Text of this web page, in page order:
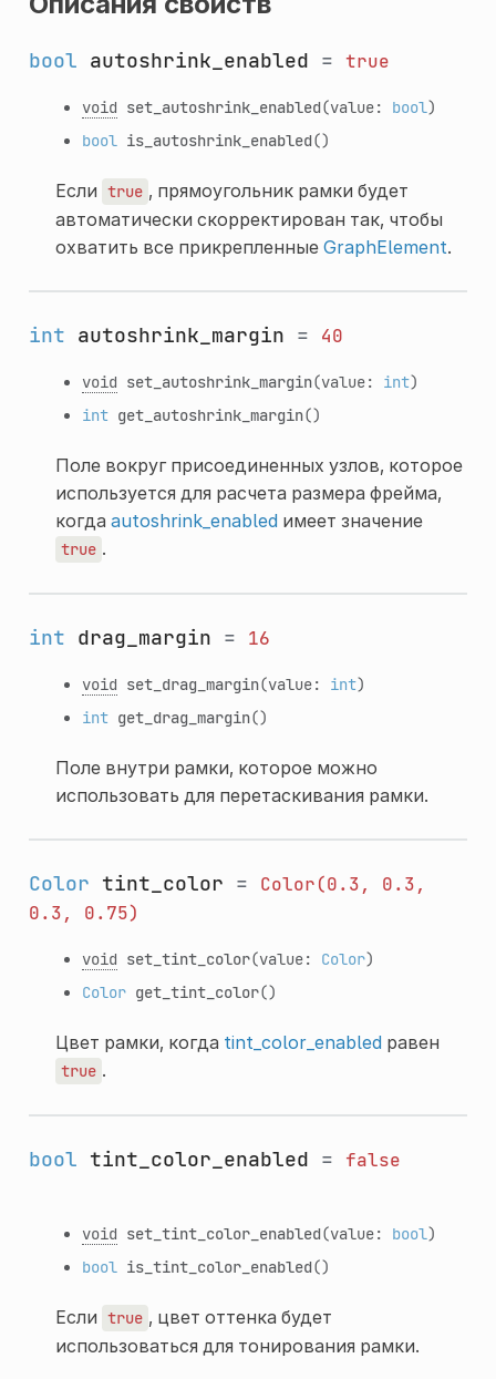
bool autoshrink_enabled = true
void set_autoshrink_enabled(value: bool)
bool is_autoshrink_enabled()
Если true , прямоугольник рамки будет
автоматически скорректирован так, чтобы
охватить все прикрепленные GraphElement.
int autoshrink_margin = 40
void set_autoshrink_margin(value: int)
int get_autoshrink_margin()
Поле вокруг присоединенных узлов, которое
используется для расчета размера фрейма,
когда autoshrink_enabledимеет значение
true .
int drag_margin = 16
void set_drag_margin(value: int)
int get_drag_margin()
Поле внутри рамки, которое можно
использовать для перетаскивания рамки.
Color tint_color = Color(0.3,
0.3,
0.3,
0.75)
void set_tint_color(value: Color)
Color get_tint_color()
Цвет рамки, когда tint_color_enabledравен
true .
bool tint_color_enabled = false
void set_tint_color_enabled(value: bool)
bool is_tint_color_enabled()
Если true , цвет оттенка будет
использоваться для тонирования рамки.